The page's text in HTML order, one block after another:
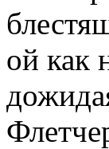
ой как